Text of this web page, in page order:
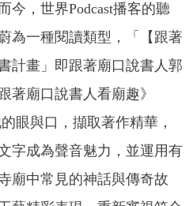
今，世界Podcast播客的聽
為一種閱讀類型，「【跟著
計畫」即跟著廟口說書人郭
著廟口說書人看廟趣》
眼與口，擷取著作精華，
字成為聲音魅力，並運用有
廟中常見的神話與傳奇故